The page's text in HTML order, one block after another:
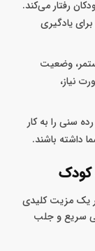
رفتار می‌کند.
یادگیری
وضعیت
نیاز،
سنی را به کار
داشته باشند.
کودک
یک مزیت کلیدی
سریع و جلب